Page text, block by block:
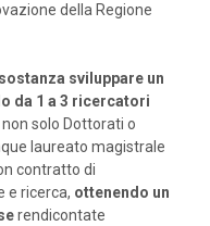
della Regione
sviluppare un
da 1 a 3 ricercatori
solo Dottorati o
laureato magistrale
contratto di
e ricerca, ottenendo un
rendicontate